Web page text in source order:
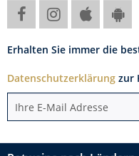
Erhalten Sie immer die
Datenschutzerklärung zur